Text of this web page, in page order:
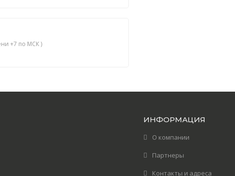
+7 по МСК )
ИНФОРМАЦИЯ
О компании
Партнеры
Контакты и адреса